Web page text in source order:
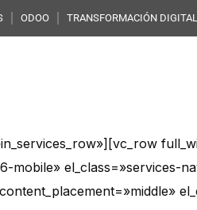
ODOO TRANSFORMACIÓN DIGITAL
mobile»